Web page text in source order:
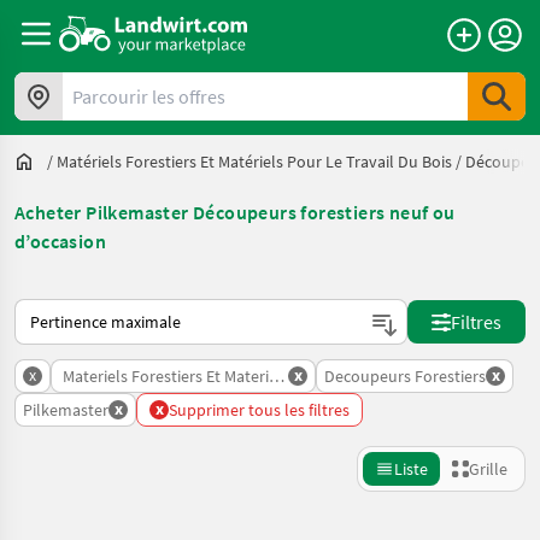
Parcourir les offres
/ Matériels Forestiers Et Matériels Pour Le Travail Du Bois /
Acheter Pilkemaster Découpeurs forestiers neuf ou
d’occasion
Voici comment les annonces sont triées sur Landwirt.com
Filtres
x Materiels Forestiers Et Materiels Pour Le Travail Du Bois
x Decoupeurs Forestiers x
Pilkemaster x x Supprimer tous les filtres
Liste Grille